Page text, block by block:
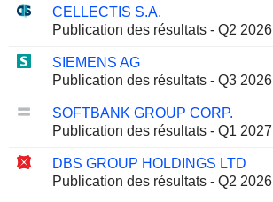
CELLECTIS S.A.
Publication des résultats - Q2 2026
SIEMENS AG
Publication des résultats - Q3 2026
SOFTBANK GROUP CORP.
Publication des résultats - Q1 2027
DBS GROUP HOLDINGS LTD
Publication des résultats - Q2 2026